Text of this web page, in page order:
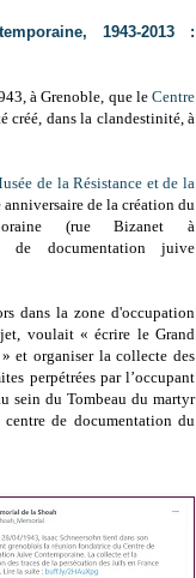
1943-2013 :
à Grenoble, que le Centre
créé, dans la clandestinité, à
de la Résistance et de la
anniversaire de la création du
(rue Bizanet à
documentation juive
dans la zone d'occupation
voulait « écrire le Grand
et organiser la collecte des
perpétrées par l’occupant
sein du Tombeau du martyr
de documentation du